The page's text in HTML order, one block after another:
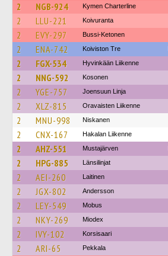
2 NGB-924 Kymen Charterline
2 LLU-221 Koivuranta
2 EVY-297 Bussi-Ketonen
2 ENA-742 Koiviston Tre
2 FGX-534 Hyvinkään Liikenne
2 NNG-592 Kosonen
2 YGE-757 Joensuun Linja
2 XLZ-815 Oravaisten Liikenne
2 MNU-998 Niskanen
2 CNX-167 Hakalan Liikenne
2 AHZ-551 Mustajärven
2 HPG-885 Länsilinjat
2 AEI-260 Laitinen
2 JGX-802 Andersson
2 LEY-549 Mobus
2 NKY-269 Miodex
2 IVY-102 Korsisaari
2 ARI-65 Pekkala